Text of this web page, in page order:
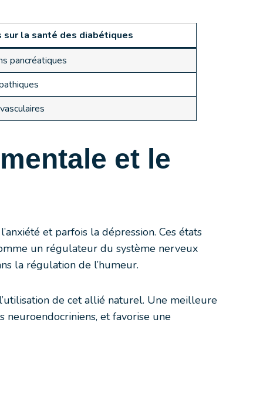
sur la santé des diabétiques
pancréatiques
et le
et parfois la dépression. Ces états
un régulateur du système nerveux
la régulation de l’humeur.
de cet allié naturel. Une meilleure
et favorise une